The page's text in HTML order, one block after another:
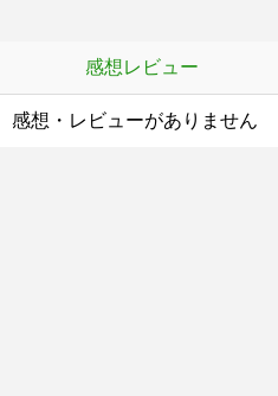
感想レビュー
感想・レビューがありません